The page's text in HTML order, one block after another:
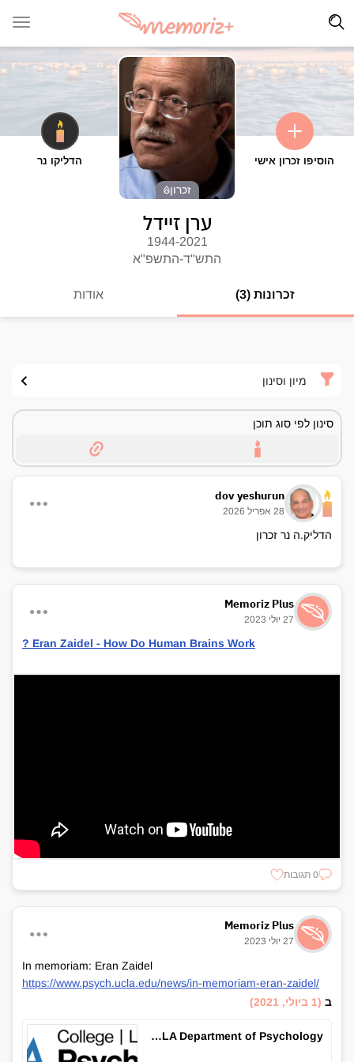
הוסיפו זכרון אישי
זכרון
הדליקו נר
ערן זיידל
1944-2021
התש"ד-התשפ"א
זכרונות (3) אודות
מיון וסינון
סינון לפי סוג תוכן
dov yeshurun
28 אפריל 2026
הדליק.ה נר זכרון
Memoriz Plus
27 יולי 2023
? Eran Zaidel - How Do Human Brains Work
0 תגובות
Memoriz Plus
27 יולי 2023
In memoriam: Eran Zaidel
https://www.psych.ucla.edu/news/in-memoriam-eran-zaidel/
ב (1 ביולי, 2021)
In memoriam: Eran Zaidel – UCLA Department of Psychology